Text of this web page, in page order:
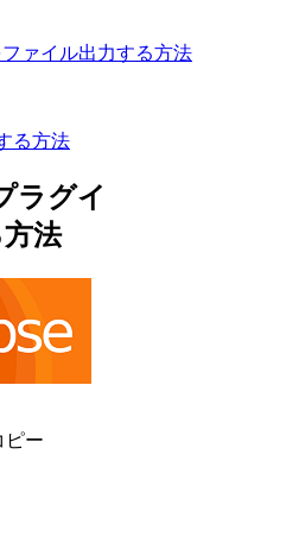
ァイル出力する方法
る方法
ラグイ
法
ピー